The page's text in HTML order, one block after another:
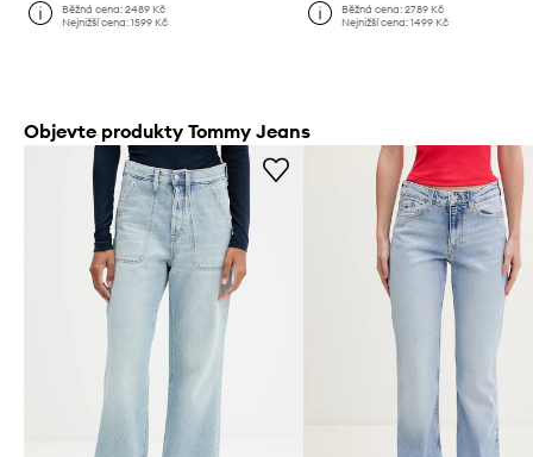
Běžná cena:2489 Kč
Nejnižší cena:1599 Kč
Běžná cena: 2789 Kč
Nejnižší cena: 1499 Kč
Objevte produkty Tommy Jeans